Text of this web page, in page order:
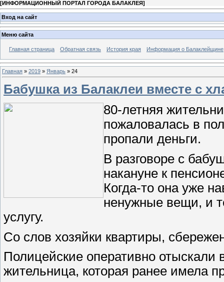
[ИНФОРМАЦИОННЫЙ ПОРТАЛ ГОРОДА БАЛАКЛЕЯ]
Вход на сайт
Меню сайта
Главная страница Обратная связь История края Информация о Балаклейщине
Главная » 2019 » Январь » 24
Бабушка из Балаклеи вместе с
80-летняя
пожаловалась в
пропали деньги.
В разговоре с
накануне к
Когда-то она уже
ненужные вещи, и
услугу.
Со слов хозяйки квартиры,
Полицейские оперативно отыскали
жительница, которая ранее имела